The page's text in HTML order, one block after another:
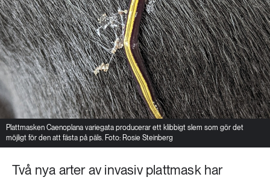
Plattmasken Caenoplana variegata producerar ett klibbigt slem som gör det
möjligt för den att fästa på päls. Foto: Rosie Steinberg
Två nya arter av invasiv plattmask har